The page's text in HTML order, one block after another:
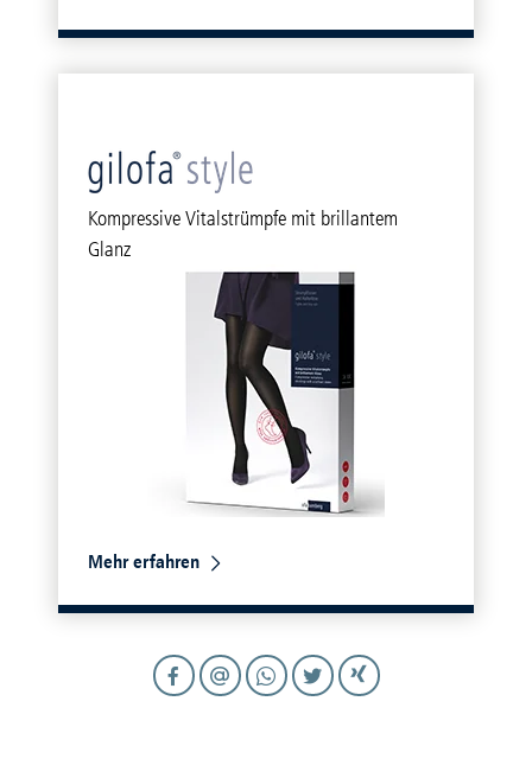
Kompressive Vitalstrümpfe mit brillantem
Glanz
Mehr erfahren